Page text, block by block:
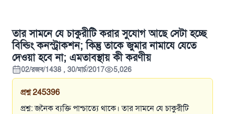
তার সামনে যে চাকুরীটি করার সুযোগ আছে সেটা হচ্ছে
বিল্ডিং কনস্ট্রাকশন; কিন্তু তাকে জুমার নামাযে যেতে
দেওয়া হবে না; এমতাবস্থায় কী করণীয়
02/রজব/1438 , 30/মার্চ/2017 5,026
প্রশ্ন 245396
প্রশ্ন: জনৈক ব্যক্তি পাশ্চাত্যে থাকে। তার সামনে যে চাকুরীটি